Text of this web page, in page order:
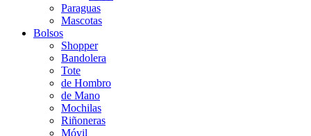
Paraguas
Mascotas
Bolsos
Shopper
Bandolera
Tote
de Hombro
de Mano
Mochilas
Riñoneras
Móvil